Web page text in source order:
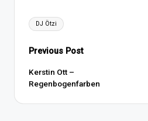
Tags:
DJ Ötzi
Post
navigation
Previous Post
Kerstin Ott –
Regenbogenfarben